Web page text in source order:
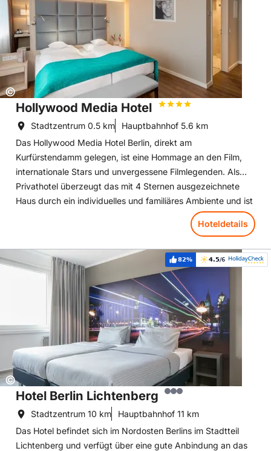
Copyright:
©
Hollywood Media Hotel
Stadtzentrum 0.5 km Hauptbahnhof 5.6 km
Das Hollywood Media Hotel Berlin, direkt am
Kurfürstendamm gelegen, ist eine Hommage an den Film,
internationale Stars und unvergessene Filmlegenden. Als
Privathotel überzeugt das mit 4 Sternen ausgezeichnete
Haus durch ein individuelles und familiäres Ambiente und ist
gleichwohl beliebt bei Städte- sowie Geschäftsreisenden.
Das Thema "Film" und "Hollywood" wird im ganzen Hotel
Schauspieler oder Regisseur benannt und im gesamten
Haus stößt man auf Filmrequisiten aus dem Fundus des
Filmproduzenten Artur Brauner sowie auf original Setfotos
des internationalen Films aus den 50-iger und 60-iger
Hoteldetails
Copyright:
©
Weiterempfehlung:
82% Bewertung:
4.5/6
Hotel Berlin Lichtenberg
Stadtzentrum 10 km Hauptbahnhof 11 km
Das Hotel befindet sich im Nordosten Berlins im Stadtteil
Lichtenberg und verfügt über eine gute Anbindung an das
Hoteldetails: Hotel Berlin Lichtenberg